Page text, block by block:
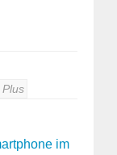
Plus
im